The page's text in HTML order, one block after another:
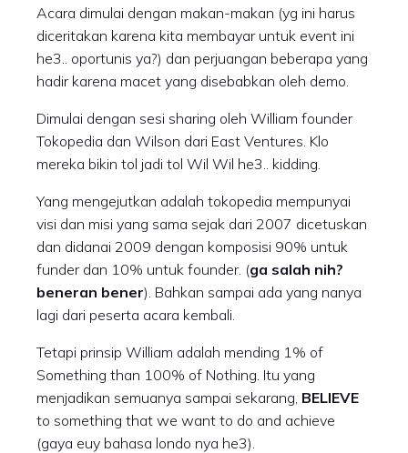
Acara dimulai dengan makan-makan (yg ini harus
diceritakan karena kita membayar untuk event ini
he3.. oportunis ya?) dan perjuangan beberapa yang
hadir karena macet yang disebabkan oleh demo.
Dimulai dengan sesi sharing oleh William founder
Tokopedia dan Wilson dari East Ventures. Klo
mereka bikin tol jadi tol Wil Wil he3.. kidding.
Yang mengejutkan adalah tokopedia mempunyai
visi dan misi yang sama sejak dari 2007 dicetuskan
dan didanai 2009 dengan komposisi 90% untuk
funder dan 10% untuk founder. (ga salah nih?
beneran bener). Bahkan sampai ada yang nanya
lagi dari peserta acara kembali.
Tetapi prinsip William adalah mending 1% of
Something than 100% of Nothing. Itu yang
menjadikan semuanya sampai sekarang, BELIEVE
to something that we want to do and achieve
(gaya euy bahasa londo nya he3).